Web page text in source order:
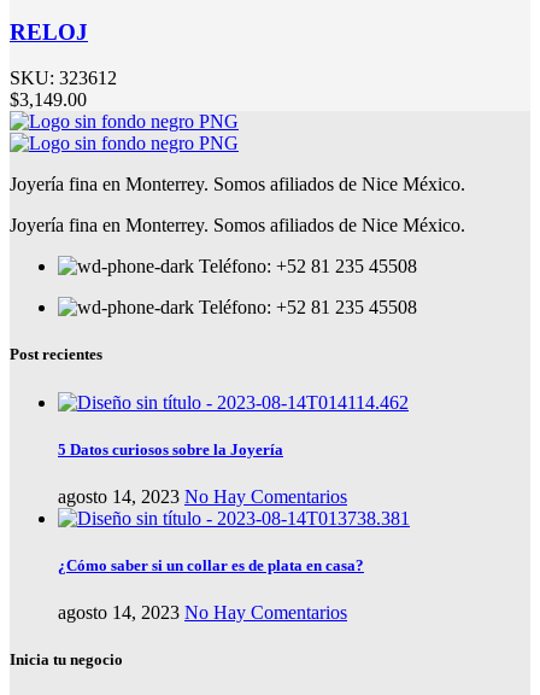
RELOJ
SKU: 323612
$3,149.00
Joyería fina en Monterrey. Somos afiliados de Nice México.
Joyería fina en Monterrey. Somos afiliados de Nice México.
Teléfono: +52 81 235 45508
Teléfono: +52 81 235 45508
Post recientes
5 Datos curiosos sobre la Joyería
agosto 14, 2023 No Hay Comentarios
¿Cómo saber si un collar es de plata en casa?
agosto 14, 2023 No Hay Comentarios
Inicia tu negocio